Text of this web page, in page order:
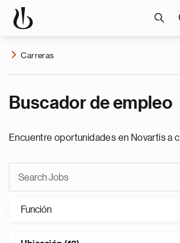
Carreras
Buscador de empleo
Encuentre oportunidades en Novartis a
Función